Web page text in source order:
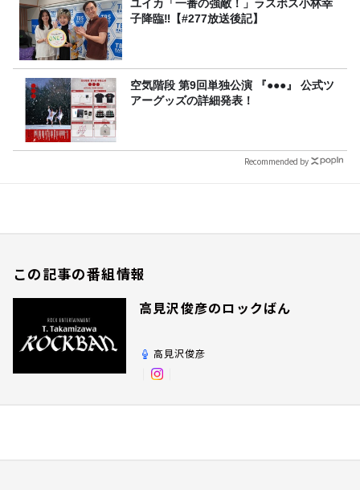
ユイカ「一番の強敵！」ラスボス小林幸
子降臨‼【#277放送後記】
空気階段 第9回単独公演 『●●●』 公式ツ
アーグッズの詳細発表！
Recommended by
この記事の番組情報
高見沢俊彦のロックばん
高見沢俊彦